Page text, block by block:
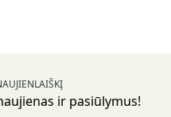
ir pasiūlymus!